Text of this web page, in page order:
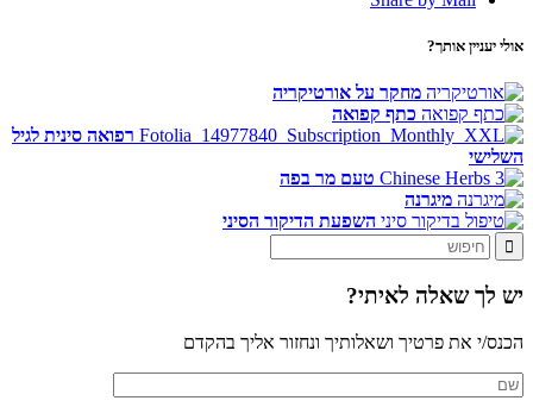
אולי יעניין אותך?
מחקר על אורטיקריה
כתף קפואה
רפואה סינית לגיל
השלישי
טעם מר בפה
מיגרנה
השפעת הדיקור הסיני
יש לך שאלה לאיתי?
הכנס/י את פרטיך ושאלותיך ונחזור אליך בהקדם